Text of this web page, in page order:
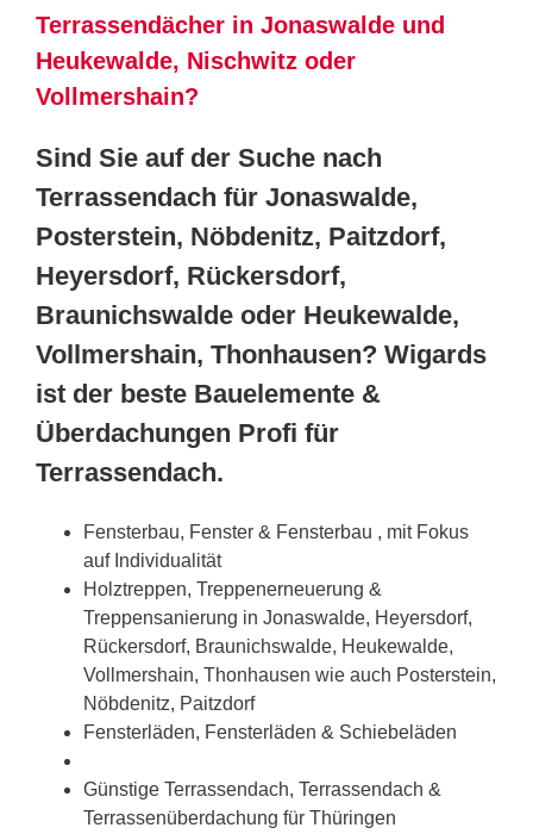
Terrassendächer in Jonaswalde und
Heukewalde, Nischwitz oder
Vollmershain?
Sind Sie auf der Suche nach
Terrassendach für Jonaswalde,
Posterstein, Nöbdenitz, Paitzdorf,
Heyersdorf, Rückersdorf,
Braunichswalde oder Heukewalde,
Vollmershain, Thonhausen? Wigards
ist der beste Bauelemente &
Überdachungen Profi für
Terrassendach.
Fensterbau, Fenster & Fensterbau , mit Fokus
auf Individualität
Holztreppen, Treppenerneuerung &
Treppensanierung in Jonaswalde, Heyersdorf,
Rückersdorf, Braunichswalde, Heukewalde,
Vollmershain, Thonhausen wie auch Posterstein,
Nöbdenitz, Paitzdorf
Fensterläden, Fensterläden & Schiebeläden
Günstige Terrassendach, Terrassendach &
Terrassenüberdachung für Thüringen